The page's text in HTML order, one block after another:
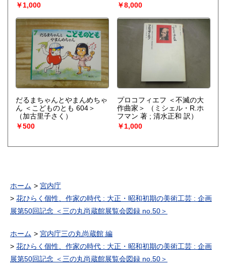
￥1,000
￥8,000
だるまちゃんとやまんめちゃ
ん ＜こどものとも 604＞
（加古里子さく）
￥500
プロコフィエフ ＜不滅の大
作曲家＞
（ミシェル・R.ホ
フマン 著 ; 清水正和 訳）
￥1,000
ホーム
宮内庁
花ひらく個性、作家の時代 : 大正・昭和初期の美術工芸 : 企画
展第50回記念 ＜三の丸尚蔵館展覧会図録 no.50＞
ホーム
宮内庁三の丸尚蔵館 編
花ひらく個性、作家の時代 : 大正・昭和初期の美術工芸 : 企画
展第50回記念 ＜三の丸尚蔵館展覧会図録 no.50＞